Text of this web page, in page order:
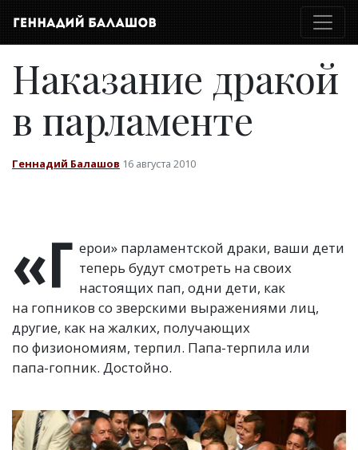
Наказание дракой
в парламенте
Геннадий Балашов 16 августа 2010
«Г ерои» парламентской драки, ваши дети
теперь будут смотреть на своих
настоящих пап, одни дети, как
на гопников со зверскими выражениями лиц,
другие, как на жалких, получающих
по физиономиям, терпил. Папа-терпила или
папа-гопник. Достойно.